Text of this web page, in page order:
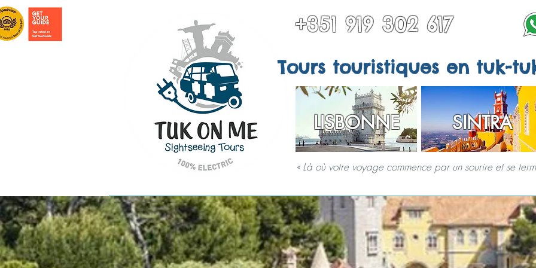
+351 919 302 617
Tours touristiques en tuk-
LISBONNE SINTRA
« Là où votre voyage commence par un sourire et se